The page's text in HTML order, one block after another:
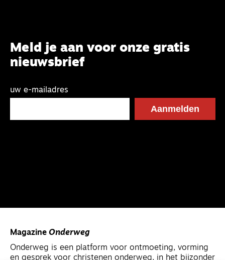
Meld je aan voor onze gratis
nieuwsbrief
uw e-mailadres
Magazine Onderweg
Onderweg is een platform voor ontmoeting, vorming
en gesprek voor christenen onderweg, in het bijzonder